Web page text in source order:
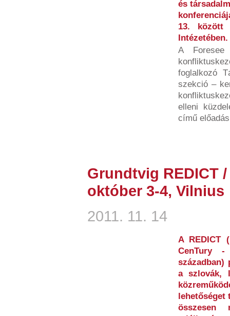
és
13. között
Intézetében.
A Foresee
foglalkozó
szekció –
elleni
című
Grundtvig REDICT
október 3-4, Vilnius
2011. 11. 14
A REDICT
CenTury
században)
a szlovák,
lehetőséget
összesen